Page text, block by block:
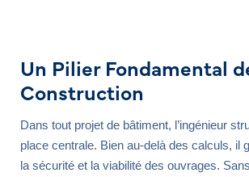
Un Pilier Fondamental
Construction
Dans tout projet de bâtiment, l’ingénieur
place centrale. Bien au-delà des calculs, il
la sécurité et la viabilité des ouvrages.